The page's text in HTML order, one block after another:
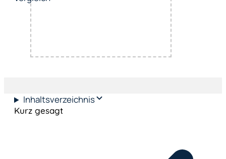
Inhaltsverzeichnis
Kurz gesagt